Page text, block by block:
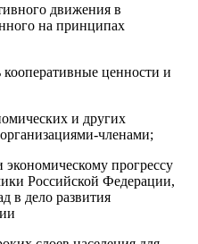
движения в
на принципах
ценности и
и других
членами;
экономическому прогрессу
Российской Федерации,
в дело развития